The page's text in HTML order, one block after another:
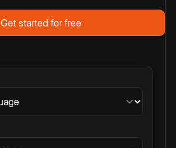
Get started for free